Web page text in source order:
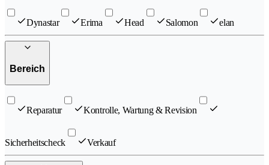
Dynastar Erima Head Salomon elan
Bereich
Reparatur Kontrolle, Wartung & Revision
Sicherheitscheck Verkauf